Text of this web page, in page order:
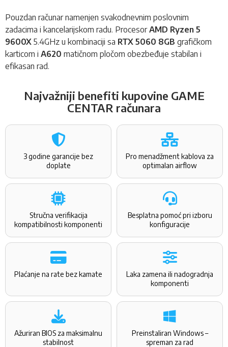
Pouzdan računar namenjen svakodnevnim poslovnim
zadacima i kancelarijskom radu. ProcesorAMD Ryzen 5
9600X 5.4GHz u kombinaciji sa RTX 5060 8GB grafičkom
karticom i A620 matičnom pločom obezbeđuje stabilan i
efikasan rad.
Najvažniji benefiti kupovine GAME
CENTAR računara
3 godine garancije bez
doplate
Pro menadžment kablova za
optimalan airflow
Stručna verifikacija
kompatibilnosti komponenti
Besplatna pomoć pri izboru
konfiguracije
Plaćanje na rate bez kamate
Laka zamena ili nadogradnja
komponenti
Ažuriran BIOS za maksimalnu
stabilnost
Preinstaliran Windows –
spreman za rad